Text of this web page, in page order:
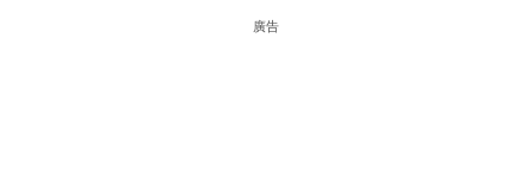
廣告